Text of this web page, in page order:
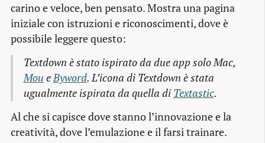
carino e veloce, ben pensato. Mostra una pagina
iniziale con istruzioni e riconoscimenti, dove è
possibile leggere questo:
Textdown è stato ispirato da due app solo Mac,
Mou eByword. L’icona di Textdown è stata
ugualmente ispirata da quella di Textastic.
Al che si capisce dove stanno l’innovazione e la
creatività, dove l’emulazione e il farsi trainare.